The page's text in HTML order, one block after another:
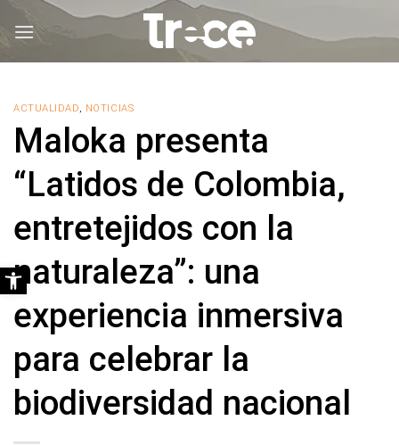
ACTUALIDAD, NOTICIAS
Maloka presenta
“Latidos de Colombia,
entretejidos con la
naturaleza”: una
experiencia inmersiva
para celebrar la
biodiversidad nacional
Abrir barra de herramientas